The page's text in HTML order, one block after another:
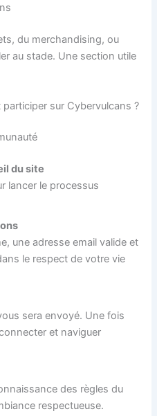
du merchandising, ou
au stade. Une section utile
sur Cybervulcans ?
du site
lancer le processus
une adresse email valide et
le respect de votre vie
sera envoyé. Une fois
et naviguer
des règles du
respectueuse.